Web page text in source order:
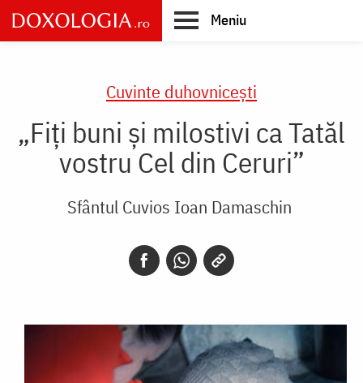
Skip
to
main
Meniu
Cuvinte duhovnicești
„Fiți buni și milostivi ca Tatăl
vostru Cel din Ceruri”
Sfântul Cuvios Ioan Damaschin